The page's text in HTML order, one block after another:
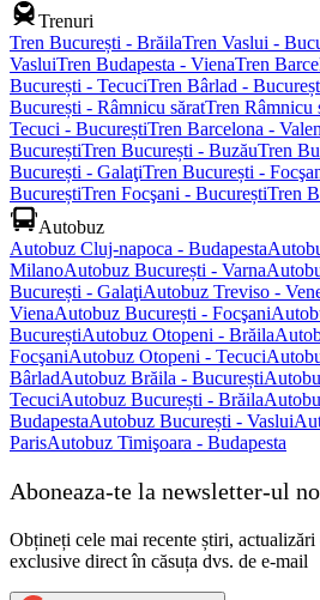
Trenuri
Tren București - BrăilaTren Vaslui -
VasluiTren Budapesta - VienaTren
București - TecuciTren Bârlad -
București - Râmnicu săratTren Râmnicu
Tecuci - BucureștiTren Barcelona -
BucureștiTren București - BuzăuTren
București - GalaţiTren București -
BucureștiTren Focşani - BucureștiTren
Autobuz
Autobuz Cluj-napoca - Budapesta
MilanoAutobuz București - Varna
București - GalaţiAutobuz Treviso -
VienaAutobuz București - Focşani
BucureștiAutobuz Otopeni - Brăila
FocşaniAutobuz Otopeni - Tecuci
BârladAutobuz Brăila - București
TecuciAutobuz București - Brăila
BudapestaAutobuz București - Vaslui
ParisAutobuz Timişoara - Budapesta
Aboneaza-te la newsletter-ul
Obțineți cele mai recente știri,
exclusive direct în căsuța dvs. de e-mail